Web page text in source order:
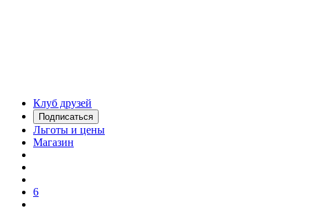
Клуб друзей
Подписаться
Льготы и цены
Магазин
6